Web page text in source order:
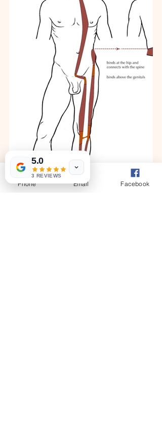
Phone Email Facebook
5.0
3 REVIEWS